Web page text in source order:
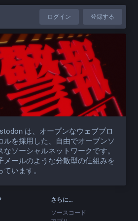
ログイン 登録する
は、オープンなウェブプロ
ルを採用した、自由でオープンソ
なソーシャルネットワークです。
メールのような分散型の仕組みを
ています。
さらに…
ソースコード